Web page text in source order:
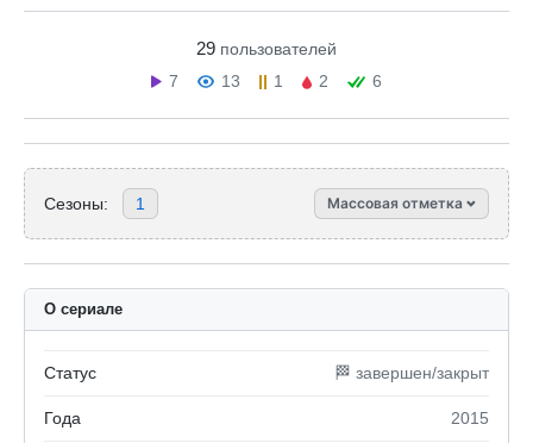
29 пользователей
7
13 1 2 6
Сезоны: 1 Массовая отметка
О сериале
Статус 🏁 завершен/закрыт
Года 2015